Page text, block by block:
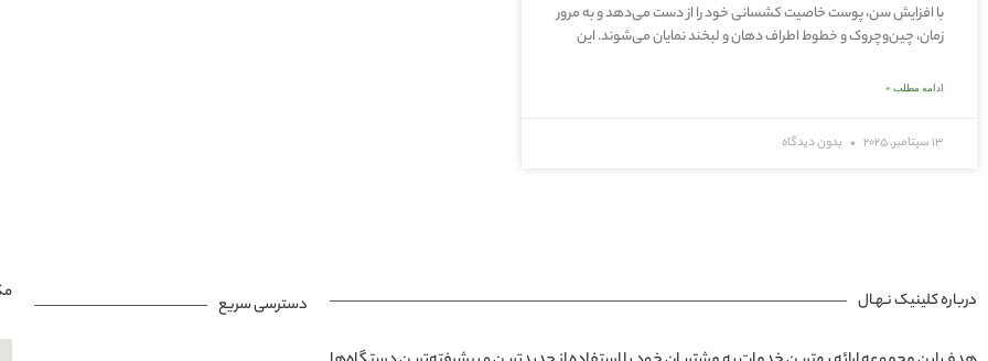
با افزایش سن، پوست خاصیت کشسانی خود را از دست می‌دهد و به مرور
زمان، چین‌وچروک و خطوط اطراف دهان و لبخند نمایان می‌شوند. این
ادامه مطلب »
13 سپتامبر, 2025 بدون دیدگاه
درباره کلینیک نـهـال دسترسی سریع